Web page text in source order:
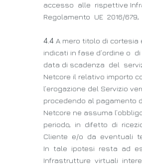
accesso alle rispettive
Regolamento UE 2016/
4.4 A mero titolo di
indicati in fase d’ordine o
data di scadenza del
Netcore il relativo importo
l’erogazione del Servizio
procedendo al
Netcore ne assuma
periodo, in difetto di
Cliente e/o da eventuali
In tale ipotesi resta ad
Infrastrutture virtuali